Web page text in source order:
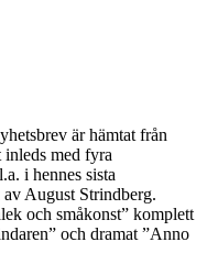
är hämtat från
med fyra
i hennes sista
August Strindberg.
och småkonst” komplett
och dramat ”Anno